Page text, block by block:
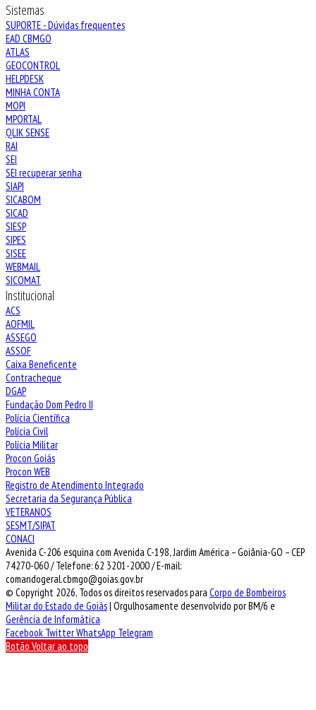
Sistemas
SUPORTE - Dúvidas frequentes
EAD CBMGO
ATLAS
GEOCONTROL
HELPDESK
MINHA CONTA
MOPI
MPORTAL
QLIK SENSE
RAI
SEI
SEI recuperar senha
SIAPI
SICABOM
SICAD
SIESP
SIPES
SISEE
WEBMAIL
SICOMAT
Institucional
ACS
AOFMIL
ASSEGO
ASSOF
Caixa Beneficente
Contracheque
DGAP
Fundação Dom Pedro II
Polícia Científica
Polícia Civil
Polícia Militar
Procon Goiás
Procon WEB
Registro de Atendimento Integrado
Secretaria da Segurança Pública
VETERANOS
SESMT/SIPAT
CONACI
Avenida C-206 esquina com Avenida C-198, Jardim América – Goiânia-GO – CEP
74270-060 / Telefone: 62 3201-2000 / E-mail:
comandogeral.cbmgo@goias.gov.br
© Copyright 2026, Todos os direitos reservados para Corpo de Bombeiros
Militar do Estado de Goiás| Orgulhosamente desenvolvido por BM/6 e
Gerência de Informática
Facebook TwitterWhatsApp Telegram
Botão Voltar ao topo